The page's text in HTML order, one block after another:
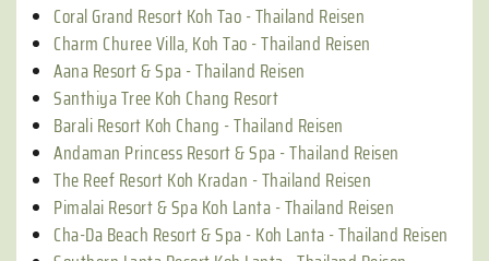
Coral Grand Resort Koh Tao - Thailand Reisen
Charm Churee Villa, Koh Tao - Thailand Reisen
Aana Resort & Spa - Thailand Reisen
Santhiya Tree Koh Chang Resort
Barali Resort Koh Chang - Thailand Reisen
Andaman Princess Resort & Spa - Thailand Reisen
The Reef Resort Koh Kradan - Thailand Reisen
Pimalai Resort & Spa Koh Lanta - Thailand Reisen
Cha-Da Beach Resort & Spa - Koh Lanta - Thailand Reisen